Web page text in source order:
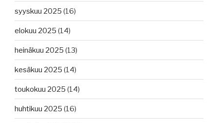
syyskuu 2025 (16)
elokuu 2025 (14)
heinäkuu 2025 (13)
kesäkuu 2025 (14)
toukokuu 2025 (14)
huhtikuu 2025 (16)